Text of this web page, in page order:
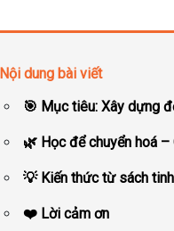
Nội dung bài viết
🎯 Mục tiêu: Xây dựng
🌿 Học để chuyển hoá
💡 Kiến thức từ sách
❤️ Lời cảm ơn